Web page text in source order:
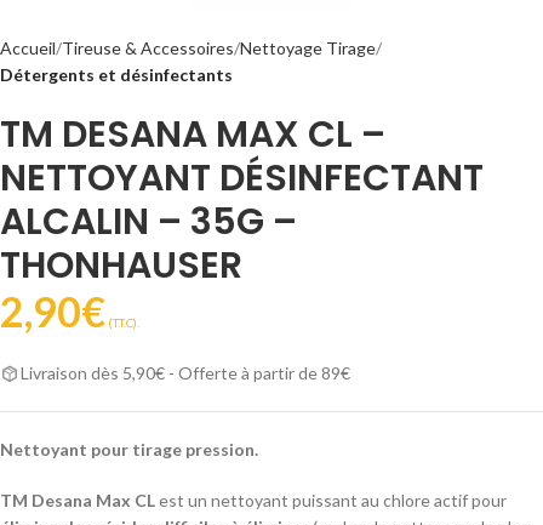
Accueil Tireuse & Accessoires Nettoyage Tirage
Détergents et désinfectants
TM DESANA MAX CL –
NETTOYANT DÉSINFECTANT
ALCALIN – 35G –
THONHAUSER
2,90€ (T.T.C).
Livraison dès 5,90€ - Offerte à partir de 89€
Nettoyant pour tirage pression.
TM Desana Max CLest un nettoyant puissant au chlore actif pour